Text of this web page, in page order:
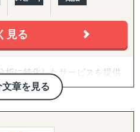
、子会社監査、人事労務制度
ル税務戦略まで、会計事務所
ークで網羅します。
見る
章を見る
析に特化したサービスを提供
に関しては、外部環境の影響
ネスモデルの仮説検証など